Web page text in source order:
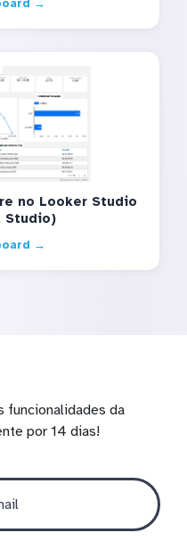
→
no Looker Studio
Studio)
→
funcionalidades da
por 14 dias!